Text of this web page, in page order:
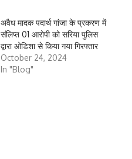
अवैध मादक पदार्थ गांजा के प्रकरण में
संलिप्त 01 आरोपी को सरिया पुलिस
द्वारा ओडिशा से किया गया गिरफ्तार
October 24, 2024
In "Blog"